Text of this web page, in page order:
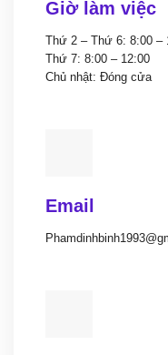
Giờ làm việc
Thứ 2 – Thứ 6: 8:00 –
Thứ 7: 8:00 – 12:00
Chủ nhật: Đóng cửa
Email